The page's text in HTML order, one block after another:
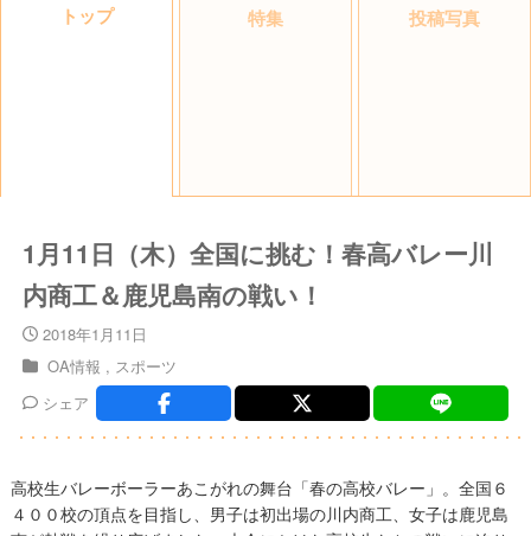
トップ 特集 投稿写真
1月11日（木）全国に挑む！春高バレー川
内商工＆鹿児島南の戦い！
2018年1月11日
OA情報
スポーツ
シェア
高校生バレーボーラーあこがれの舞台「春の高校バレー」。全国６
４００校の頂点を目指し、男子は初出場の川内商工、女子は鹿児島